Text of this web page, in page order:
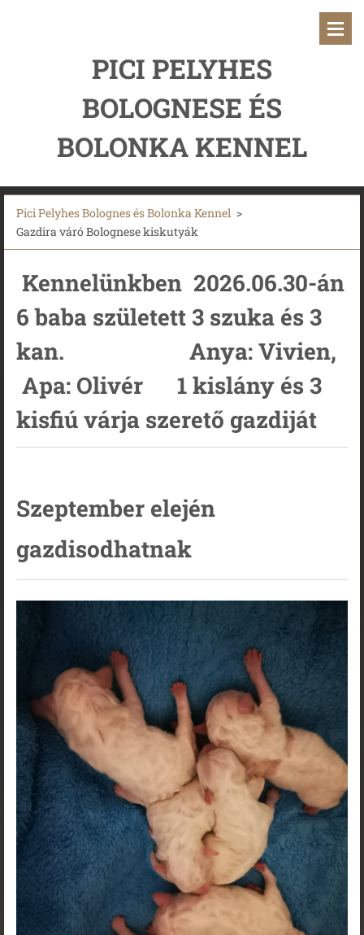
PICI PELYHES
BOLOGNESE ÉS
BOLONKA KENNEL
Pici Pelyhes Bolognes és Bolonka Kennel >
Gazdira váró Bolognese kiskutyák
Kennelünkben 2026.06.30-án
6 baba született 3 szuka és 3
kan. Anya: Vivien,
Apa: Olivér 1 kislány és 3
kisfiú várja szerető gazdiját
Szeptember elején
gazdisodhatnak